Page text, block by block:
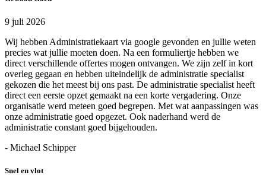
9 juli 2026
Wij hebben Administratiekaart via google gevonden en jullie weten
precies wat jullie moeten doen. Na een formuliertje hebben we
direct verschillende offertes mogen ontvangen. We zijn zelf in kort
overleg gegaan en hebben uiteindelijk de administratie specialist
gekozen die het meest bij ons past. De administratie specialist heeft
direct een eerste opzet gemaakt na een korte vergadering. Onze
organisatie werd meteen goed begrepen. Met wat aanpassingen was
onze administratie goed opgezet. Ook naderhand werd de
administratie constant goed bijgehouden.
- Michael Schipper
Snel en vlot